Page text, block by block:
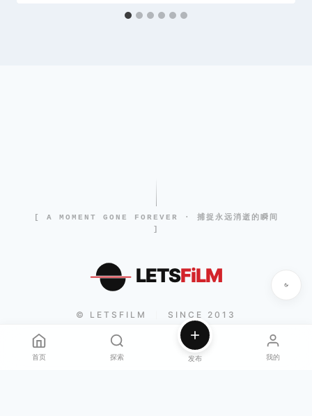
[ A MOMENT GONE FOREVER · 捕捉永远消逝的瞬间
]
LETSFiLM
© LETSFILM SINCE 2013
首页 探索 发布 我的